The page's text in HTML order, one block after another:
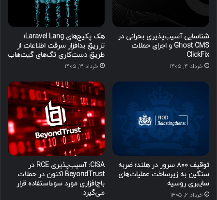
شناسایی آسیب‌پذیری بحرانی در
Ghost CMS و اجرای حملات
ClickFix
خرداد ۴, ۱۴۰۵
هک پکیج‌های Laravel Lang؛
تزریق بدافزار سرقت اطلاعات از
طریق دست‌کاری تگ‌های گیت‌هاب
خرداد ۳, ۱۴۰۵
توقیف ۸۰۰ سرور در هلند؛ ضربه
سنگین به زیرساخت عملیات‌های
سایبری روسیه
خرداد ۲, ۱۴۰۵
CISA: آسیب‌پذیری RCE در
BeyondTrust اکنون در حملات
باج‌افزاری مورد سوءاستفاده قرار
می‌گیرد